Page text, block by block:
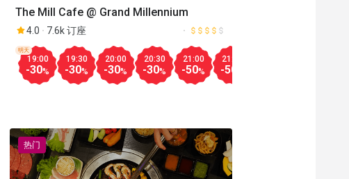
13:00
-10%
13:30
-10%
14:00
-15%
14:30
-15%
15:00
-20%
15:30
-20%
14:00
-10%
14:30
-10%
15:00
-20%
15:30
-20%
16:00
-20%
16:30
-20%
The Mill Cafe @ Grand Millennium
4.0 7.6k 订座
19:00
-30%
明天
19:30
-30%
20:00
-30%
20:30
-30%
21:00
-50%
21:30
-50
热门